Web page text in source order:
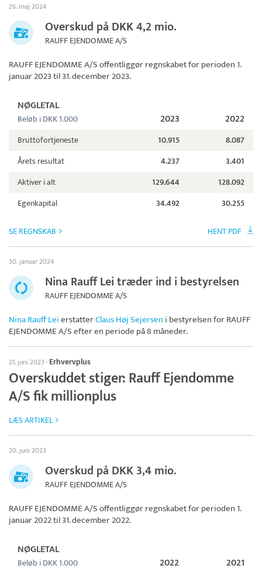
26. maj 2024
Overskud på DKK 4,2 mio.
RAUFF EJENDOMME A/S
RAUFF EJENDOMME A/Soffentliggør regnskabet for perioden 1.
januar 2023 til 31. december 2023.
NØGLETAL
Beløb i DKK 1.000 2023 2022
Bruttofortjeneste 10.915
8.087
Årets resultat
4.237
3.401
Aktiver i alt
129.644
128.092
Egenkapital
34.492 30.255
SE REGNSKAB HENT PDF
30. januar 2024
Nina Rauff Lei træder ind i bestyrelsen
RAUFF EJENDOMME A/S
Nina Rauff LeierstatterClaus Høj Sejersen i bestyrelsen forRAUFF
EJENDOMME A/Sefter en periode på 8 måneder.
21. juni 2023 · Erhvervplus
Overskuddet stiger: Rauff Ejendomme
A/S fik millionplus
LÆS ARTIKEL
20. juni 2023
Overskud på DKK 3,4 mio.
RAUFF EJENDOMME A/S
RAUFF EJENDOMME A/Soffentliggør regnskabet for perioden 1.
januar 2022 til 31. december 2022.
NØGLETAL
Beløb i DKK 1.000 2022 2021